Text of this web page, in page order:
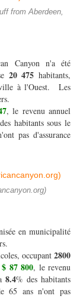
from Aberdeen,
Canyon n'a été
20 475 habitants,
à l'Ouest. Les
, le revenu annuel
habitants sous le
pas d'assurance
en municipalité
occupant 2800
87 800, le revenu
8.4% des habitants
65 ans n'ont pas